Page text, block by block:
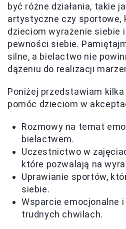
być różne działania, takie
artystyczne czy sportowe,
dzieciom wyrażenie siebie
pewności siebie.
silne, a bielactwo nie
dążeniu do realizacji
Poniżej przedstawiam kilka
pomóc dzieciom w
Rozmowy na temat
bielactwem.
Uczestnictwo w
które pozwalają na
Uprawianie sportów,
siebie.
Wsparcie emocjonalne
trudnych chwilach.